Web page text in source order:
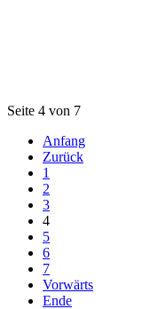
Seite 4 von 7
Anfang
Zurück
1
2
3
4
5
6
7
Vorwärts
Ende